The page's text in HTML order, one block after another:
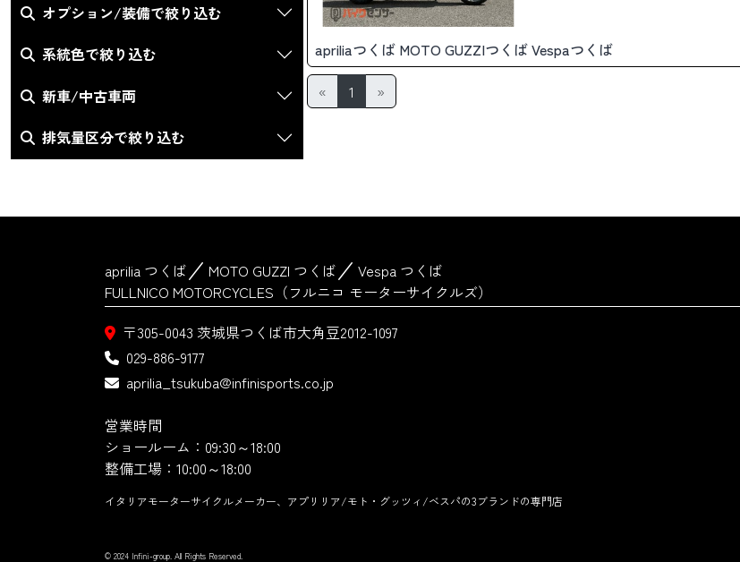
apriliaつくば MOTO GUZZIつくば Vespaつくば
« 1 »
オプション/装備で絞り込む
系統色で絞り込む
新車/中古車両
排気量区分で絞り込む
aprilia つくば MOTO GUZZI つくば
Vespa つくば
FULLNICO MOTORCYCLES（フルニコ モーターサイクルズ）
〒305-0043 茨城県つくば市大角豆2012-1097
029-886-9177
aprilia_tsukuba@infinisports.co.jp
営業時間
ショールーム：09:30～18:00
整備工場：10:00～18:00
イタリアモーターサイクルメーカー、アプリリア/モト・グッツィ/ベスパの3ブランドの専門店
© 2024 Infini-group. All Rights Reserved.